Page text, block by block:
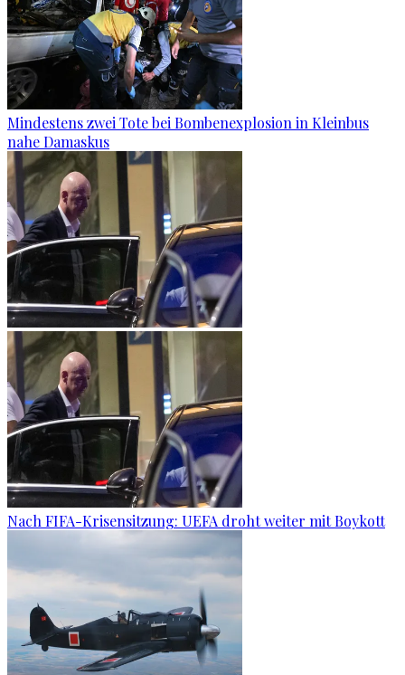
Mindestens zwei Tote bei Bombenexplosion in Kleinbus
nahe Damaskus
Nach FIFA-Krisensitzung: UEFA droht weiter mit Boykott